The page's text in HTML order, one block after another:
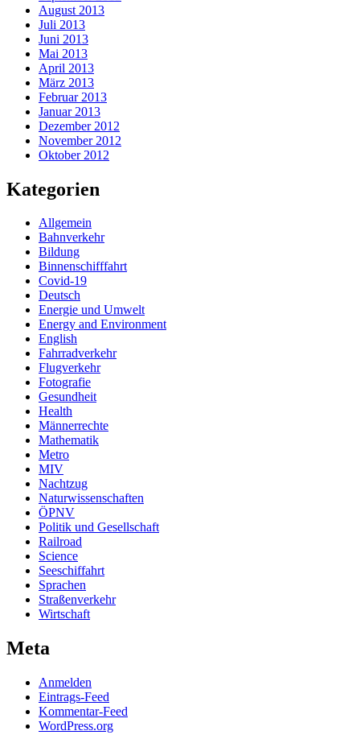
August 2013
Juli 2013
Juni 2013
Mai 2013
April 2013
März 2013
Februar 2013
Januar 2013
Dezember 2012
November 2012
Oktober 2012
Kategorien
Allgemein
Bahnverkehr
Bildung
Binnenschifffahrt
Covid-19
Deutsch
Energie und Umwelt
Energy and Environment
English
Fahrradverkehr
Flugverkehr
Fotografie
Gesundheit
Health
Männerrechte
Mathematik
Metro
MIV
Nachtzug
Naturwissenschaften
ÖPNV
Politik und Gesellschaft
Railroad
Science
Seeschiffahrt
Sprachen
Straßenverkehr
Wirtschaft
Meta
Anmelden
Eintrags-Feed
Kommentar-Feed
WordPress.org